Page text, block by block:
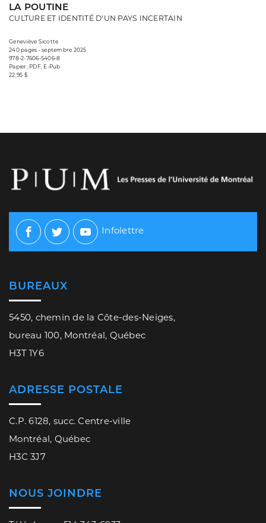
LA POUTINE
CULTURE ET IDENTITÉ D'UN PAYS INCERTAIN
Geneviève Sicotte
240 pages • septembre 2025
978-2-7606-5406-8
Papier, PDF, E-Pub
22,95 $
Facebook
TwitterYoutube
Infolettre
BUREAUX
5450, chemin de la Côte-des-Neiges,
bureau 100, Montréal, Québec
H3T 1Y6
ADRESSE POSTALE
C.P. 6128, succ. Centre-ville
Montréal, Québec
H3C 3J7
NOUS JOINDRE